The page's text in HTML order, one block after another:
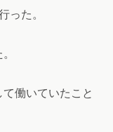
った。
働いていたこと